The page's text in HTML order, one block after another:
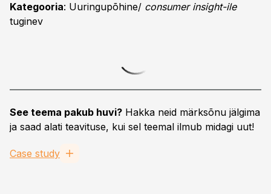
Kategooria: Uuringupõhine/ consumer insight-ile
tuginev
See teema pakub huvi? Hakka neid märksõnu jälgima
ja saad alati teavituse, kui sel teemal ilmub midagi uut!
Case study